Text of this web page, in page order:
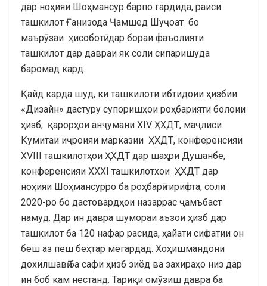
дар ноҳияи Шоҳмансур барпо гардида, раиси
ташкилот Ғанизода Ҷамшед Шуҷоат бо
маърӯзаи ҳисоботӣ дар бораи фаъолияти
ташкилот дар давраи як соли сипаришуда
баромад кард.
Қайд карда шуд, ки ташкилоти ибтидоии ҳизбии
«Дизайн» дастуру супоришҳои роҳбарияти болоии
ҳизб, қарорҳои анҷумани XIV ҲХДТ, маҷлиси
Кумитаи иҷроияи марказии ҲХДТ, конференсияи
XVIII ташкилотҳои ҲХДТ дар шаҳри Душанбе,
конференсияи XXXI ташкилотхои ҲХДТ дар
ноҳияи Шоҳмансурро ба роҳбарӣ гирифта, соли
2020-ро бо дастовардҳои назаррас ҷамъбаст
намуд. Дар ин давра шумораи аъзои ҳизб дар
ташкилот ба 120 нафар расида, ҳайати сифатии он
беш аз пеш беҳтар мегардад. Хоҳишмандони
дохилшавӣ ба сафи ҳизб зиёд ва захираҳо низ дар
ин боб кам нестанд. Тариқи омӯзиш давра ба